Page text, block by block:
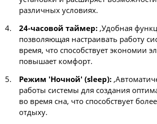
различных условиях.
24-часовой таймер:,Удобная
позволяющая настраивать работу
время, что способствует экономии
повышает комфорт.
Режим 'Ночной' (sleep):
работы системы для создания
во время сна, что способствует
отдыху.